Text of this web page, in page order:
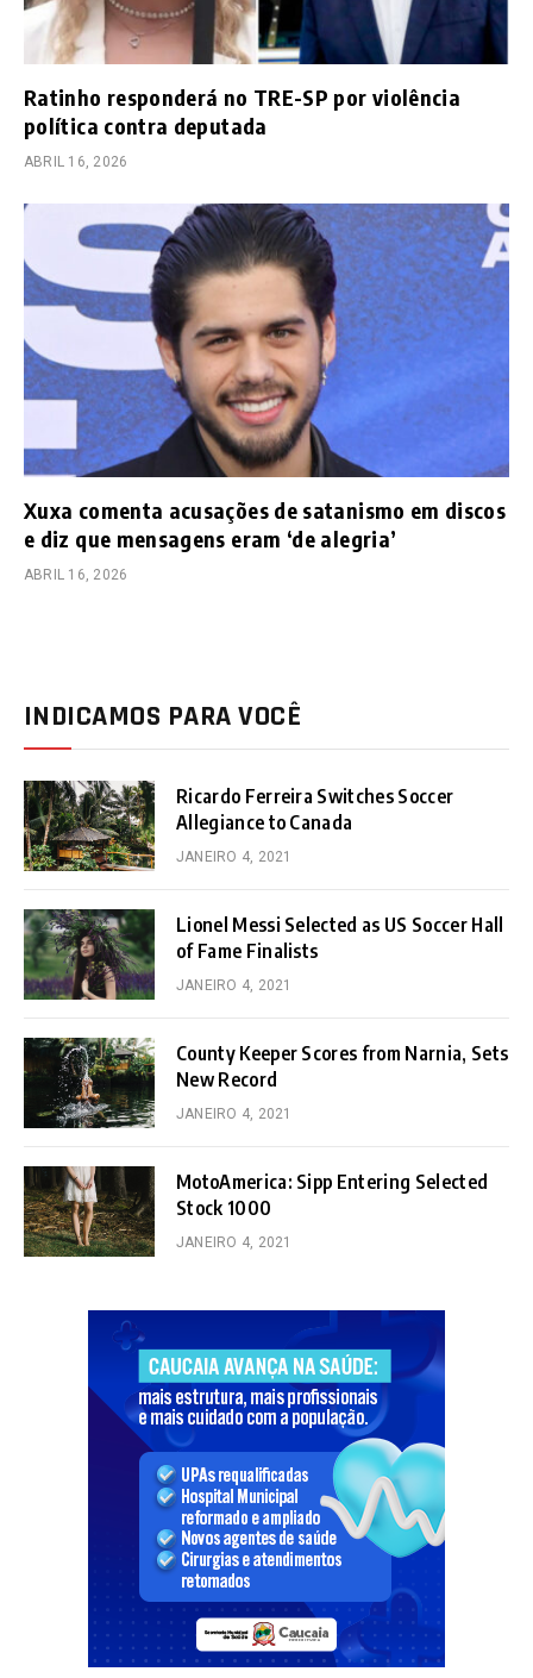
Ratinho responderá no TRE-SP por violência
política contra deputada
ABRIL 16, 2026
Xuxa comenta acusações de satanismo em discos
e diz que mensagens eram ‘de alegria’
ABRIL 16, 2026
INDICAMOS PARA VOCÊ
Ricardo Ferreira Switches Soccer
Allegiance to Canada
JANEIRO 4, 2021
Lionel Messi Selected as US Soccer Hall
of Fame Finalists
JANEIRO 4, 2021
County Keeper Scores from Narnia, Sets
New Record
JANEIRO 4, 2021
MotoAmerica: Sipp Entering Selected
Stock 1000
JANEIRO 4, 2021